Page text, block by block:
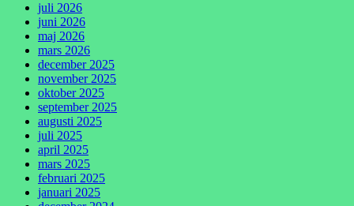
juli 2026
juni 2026
maj 2026
mars 2026
december 2025
november 2025
oktober 2025
september 2025
augusti 2025
juli 2025
april 2025
mars 2025
februari 2025
januari 2025